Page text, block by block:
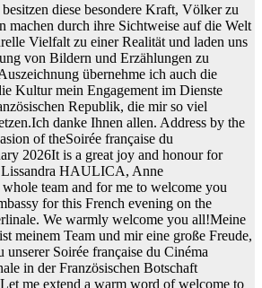
diese besondere Kraft, Völker zu
machen durch ihre Sichtweise auf die Welt
Vielfalt zu einer Realität und laden uns
von Bildern und Erzählungen zu
übernehme ich auch die
Kultur mein Engagement im Dienste
Republik, die mir so viel
danke Ihnen allen. Address by the
of theSoirée française du
2026It is a great joy and honour for
HAULICA, Anne
team and for me to welcome you
for this French evening on the
We warmly welcome you all!Meine
meinem Team und mir eine große Freude,
unserer Soirée française du Cinéma
in der Französischen Botschaft
me extend a warm word of welcome to